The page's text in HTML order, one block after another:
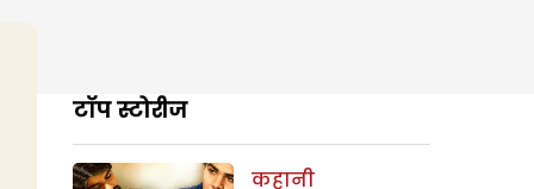
टॉप स्टोरीज
कहानी